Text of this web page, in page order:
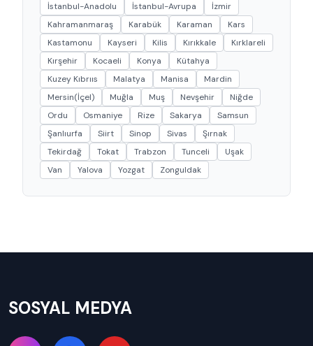
İstanbul-Anadolu
İstanbul-Avrupa
İzmir
Kahramanmaraş
Karabük Karaman
Kars
Kastamonu
Kayseri Kilis Kırıkkale
Kırklareli
Kırşehir
Kocaeli Konya
Kütahya
Kuzey Kıbrııs
Malatya Manisa
Mardin
Mersin(İçel)
Muğla Muş Nevşehir
Niğde
Ordu
Osmaniye Rize Sakarya
Samsun
Şanlıurfa
Siirt Sinop Sivas
Şırnak
Tekirdağ
Tokat Trabzon Tunceli
Uşak
Van
Yalova Yozgat Zonguldak
SOSYAL MEDYA